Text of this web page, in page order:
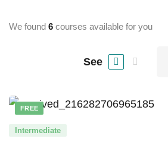
We found 6 courses available for you
See
FREE
Intermediate